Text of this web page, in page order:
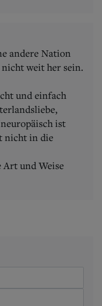
andere Nation
weit her sein.
und einfach
ist
nicht in die
Art und Weise